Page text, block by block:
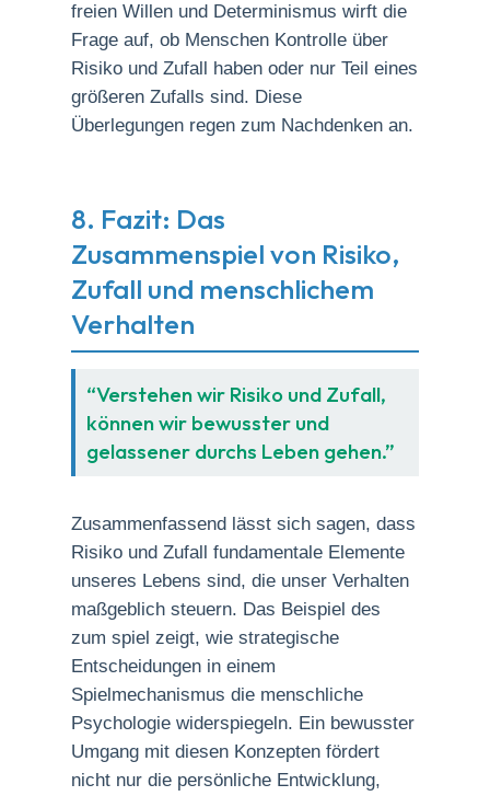
freien Willen und Determinismus wirft die
Frage auf, ob Menschen Kontrolle über
Risiko und Zufall haben oder nur Teil eines
größeren Zufalls sind. Diese
Überlegungen regen zum Nachdenken an.
8. Fazit: Das
Zusammenspiel von Risiko,
Zufall und menschlichem
Verhalten
“Verstehen wir Risiko und Zufall,
können wir bewusster und
gelassener durchs Leben gehen.”
Zusammenfassend lässt sich sagen, dass
Risiko und Zufall fundamentale Elemente
unseres Lebens sind, die unser Verhalten
maßgeblich steuern. Das Beispiel des
zum spiel zeigt, wie strategische
Entscheidungen in einem
Spielmechanismus die menschliche
Psychologie widerspiegeln. Ein bewusster
Umgang mit diesen Konzepten fördert
nicht nur die persönliche Entwicklung,